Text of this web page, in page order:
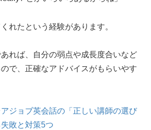
れたという経験があります。
れば、自分の弱点や成長度合いなど
で、正確なアドバイスがもらいやす
アジョブ英会話の「正しい講師の選び
敗と対策5つ